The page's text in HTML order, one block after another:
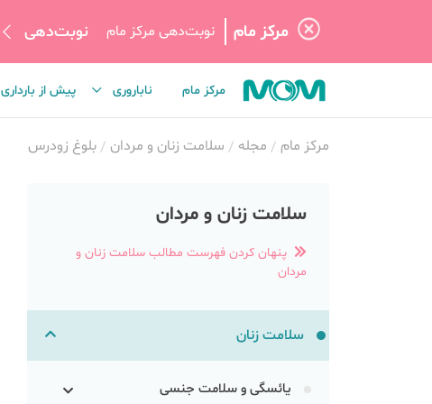
مرکز مام نوبت‌دهی مرکز مام نوبت‌دهی
مرکز مام ناباروری پیش از بارداری
مرکز مام مجله سلامت زنان و مردان بلوغ زودرس
سلامت زنان و مردان
پنهان کردن فهرست مطالب سلامت زنان و
مردان
سلامت زنان
یائسگی و سلامت جنسی